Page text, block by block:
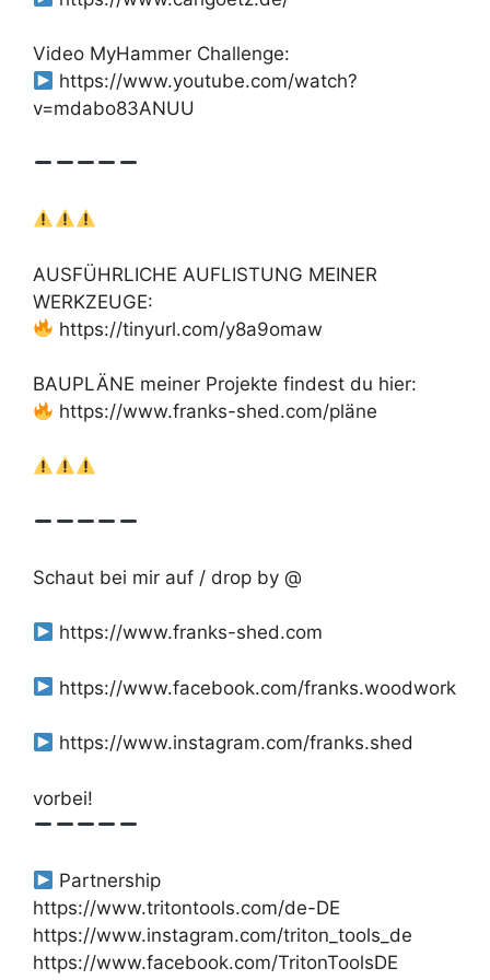
Video MyHammer Challenge:
https://www.youtube.com/watch?
v=mdabo83ANUU
AUSFÜHRLICHE AUFLISTUNG MEINER
WERKZEUGE:
https://tinyurl.com/y8a9omaw
BAUPLÄNE meiner Projekte findest du hier:
https://www.franks-shed.com/pläne
Schaut bei mir auf / drop by @
https://www.franks-shed.com
https://www.facebook.com/franks.woodwork
https://www.instagram.com/franks.shed
vorbei!
Partnership
https://www.tritontools.com/de-DE
https://www.instagram.com/triton_tools_de
https://www.facebook.com/TritonToolsDE